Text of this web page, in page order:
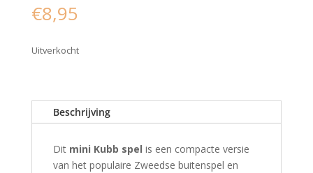
€8,95
Uitverkocht
Beschrijving
Dit mini Kubb spel is een compacte versie
van het populaire Zweedse buitenspel en